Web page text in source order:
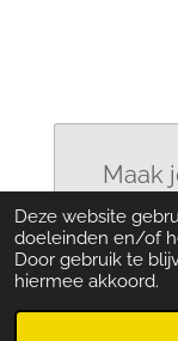
Deze website
doeleinden en/of
Door gebruik te
hiermee akkoord.
Maak